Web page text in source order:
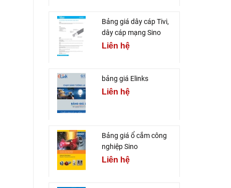
Bảng giá dây cáp Tivi,
dây cáp mạng Sino
Liên hệ
bảng giá Elinks
Liên hệ
Bảng giá ổ cắm công
nghiệp Sino
Liên hệ